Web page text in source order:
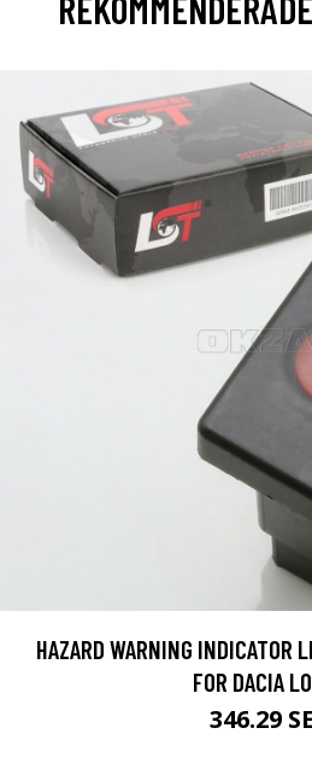
HAZARD WARNING INDICATOR
FOR DACIA
346.29